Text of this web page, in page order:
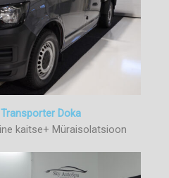
Doka
kaitse+ Müraisolatsioon